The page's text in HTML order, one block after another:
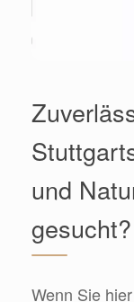
und
gesucht?
Wenn Sie